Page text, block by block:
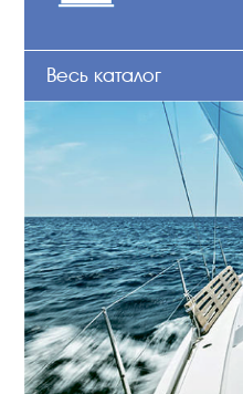
Весь каталог